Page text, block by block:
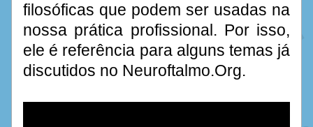
filosóficas que podem ser usadas na
nossa prática profissional. Por isso,
ele é referência para alguns temas já
discutidos no Neuroftalmo.Org.